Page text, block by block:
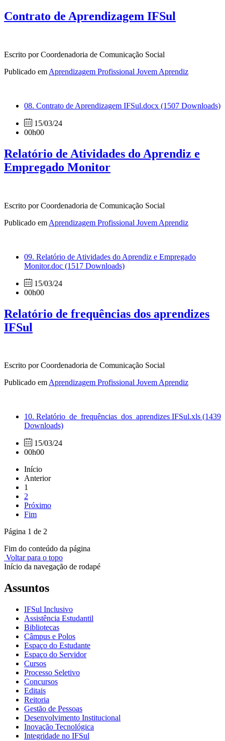
Contrato de Aprendizagem IFSul
Escrito por Coordenadoria de Comunicação Social
Publicado em Aprendizagem Profissional Jovem Aprendiz
08. Contrato de Aprendizagem IFSul.docx (1507 Downloads)
15/03/24
00h00
Relatório de Atividades do Aprendiz e
Empregado Monitor
Escrito por Coordenadoria de Comunicação Social
Publicado em Aprendizagem Profissional Jovem Aprendiz
09. Relatório de Atividades do Aprendiz e Empregado
Monitor.doc (1517 Downloads)
15/03/24
00h00
Relatório de frequências dos aprendizes
IFSul
Escrito por Coordenadoria de Comunicação Social
Publicado emAprendizagem Profissional Jovem Aprendiz
10. Relatório_de_frequências_dos_aprendizes IFSul.xls (1439
Downloads)
15/03/24
00h00
Início
Anterior
1
2
Próximo
Fim
Página 1 de 2
Fim do conteúdo da página
Voltar para o topo
Início da navegação de rodapé
Assuntos
IFSul Inclusivo
Assistência Estudantil
Bibliotecas
Câmpus e Polos
Espaço do Estudante
Espaço do Servidor
Cursos
Processo Seletivo
Concursos
Editais
Reitoria
Gestão de Pessoas
Desenvolvimento Institucional
Inovação Tecnológica
Integridade no IFSul